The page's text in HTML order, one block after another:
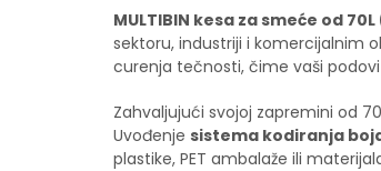
MULTIBIN kesa za smeće od
sektoru, industriji i komercijalnim
curenja tečnosti, čime vaši
Zahvaljujući svojoj zapremini od
Uvođenje sistema kodiranja
plastike, PET ambalaže ili